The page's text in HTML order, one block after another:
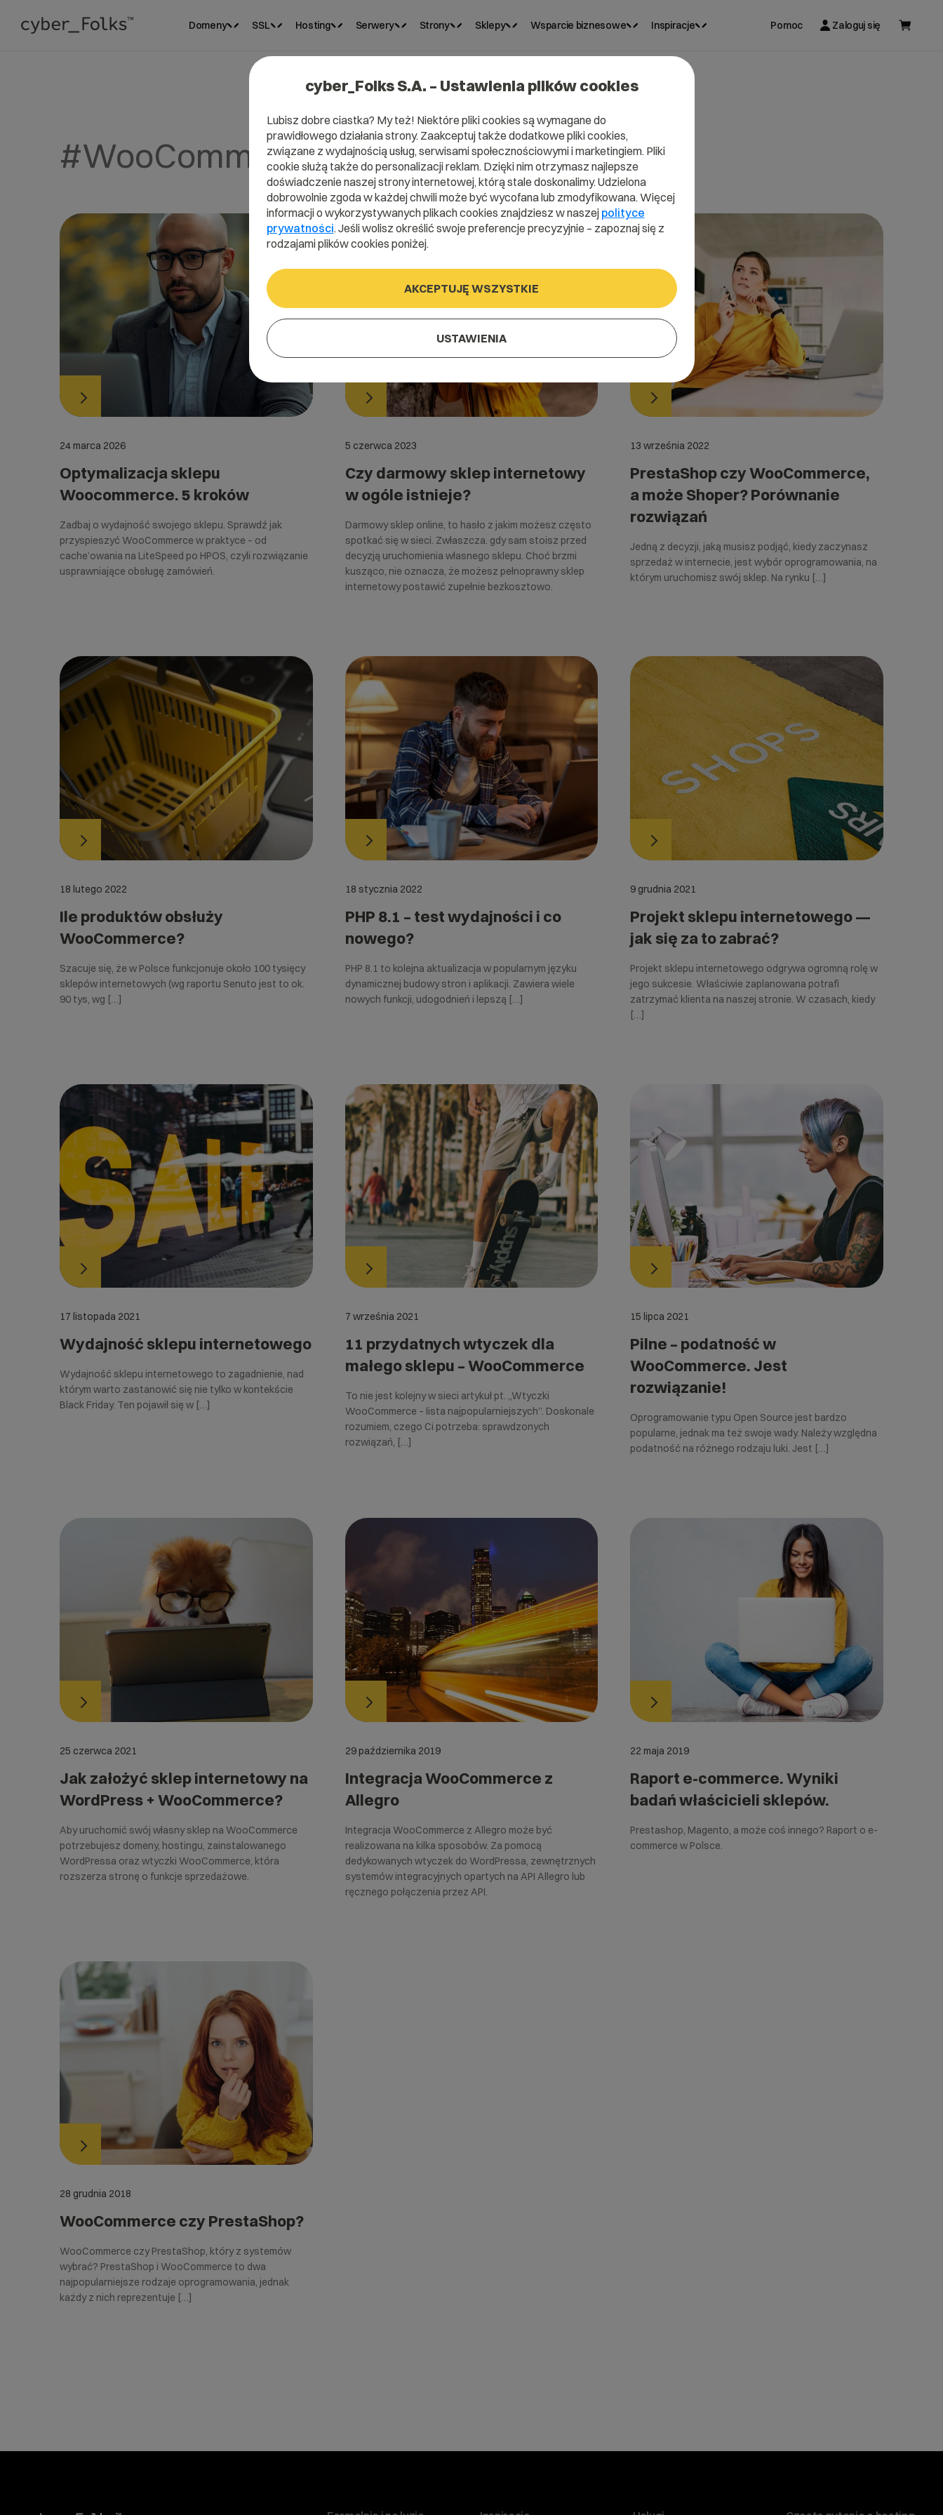
Domeny SSL Hosting Serwery Strony Sklepy Wsparcie biznesowe Inspiracje Pomoc Zaloguj się
#WooCommerce
24 marca 2026
Optymalizacja sklepu
Woocommerce. 5 kroków
Zadbaj o wydajność swojego sklepu. Sprawdź jak
przyspieszyć WooCommerce w praktyce – od
cache’owania na LiteSpeed po HPOS, czyli rozwiązanie
usprawniające obsługę zamówień.
5 czerwca 2023
Czy darmowy sklep internetowy
w ogóle istnieje?
Darmowy sklep online, to hasło z jakim możesz często
spotkać się w sieci. Zwłaszcza. gdy sam stoisz przed
decyzją uruchomienia własnego sklepu. Choć brzmi
kusząco, nie oznacza, że możesz pełnoprawny sklep
internetowy postawić zupełnie bezkosztowo.
13 września 2022
PrestaShop czy WooCommerce,
a może Shoper? Porównanie
rozwiązań
Jedną z decyzji, jaką musisz podjąć, kiedy zaczynasz
sprzedaż w internecie, jest wybór oprogramowania, na
którym uruchomisz swój sklep. Na rynku […]
18 lutego 2022
Ile produktów obsłuży
WooCommerce?
Szacuje się, że w Polsce funkcjonuje około 100 tysięcy
sklepów internetowych (wg raportu Senuto jest to ok.
90 tys, wg […]
18 stycznia 2022
PHP 8.1 – test wydajności i co
nowego?
PHP 8.1 to kolejna aktualizacja w popularnym języku
dynamicznej budowy stron i aplikacji. Zawiera wiele
nowych funkcji, udogodnień i lepszą […]
9 grudnia 2021
Projekt sklepu internetowego —
jak się za to zabrać?
Projekt sklepu internetowego odgrywa ogromną rolę w
jego sukcesie. Właściwie zaplanowana potrafi
zatrzymać klienta na naszej stronie. W czasach, kiedy
[…]
17 listopada 2021
Wydajność sklepu internetowego
Wydajność sklepu internetowego to zagadnienie, nad
którym warto zastanowić się nie tylko w kontekście
Black Friday. Ten pojawił się w […]
7 września 2021
11 przydatnych wtyczek dla
małego sklepu – WooCommerce
To nie jest kolejny w sieci artykuł pt. „Wtyczki
WooCommerce – lista najpopularniejszych”. Doskonale
rozumiem, czego Ci potrzeba: sprawdzonych
rozwiązań, […]
15 lipca 2021
Pilne – podatność w
WooCommerce. Jest
rozwiązanie!
Oprogramowanie typu Open Source jest bardzo
popularne, jednak ma też swoje wady. Należy względna
podatność na różnego rodzaju luki. Jest […]
25 czerwca 2021
Jak założyć sklep internetowy na
WordPress + WooCommerce?
Aby uruchomić swój własny sklep na WooCommerce
potrzebujesz domeny, hostingu, zainstalowanego
WordPressa oraz wtyczki WooCommerce, która
rozszerza stronę o funkcje sprzedażowe.
29 października 2019
Integracja WooCommerce z
Allegro
Integracja WooCommerce z Allegro może być
realizowana na kilka sposobów. Za pomocą
dedykowanych wtyczek do WordPressa, zewnętrznych
systemów integracyjnych opartych na API Allegro lub
ręcznego połączenia przez API.
22 maja 2019
Raport e-commerce. Wyniki
badań właścicieli sklepów.
Prestashop, Magento, a może coś innego? Raport o e-
commerce w Polsce.
28 grudnia 2018
WooCommerce czy PrestaShop?
WooCommerce czy PrestaShop, który z systemów
wybrać? PrestaShop i WooCommerce to dwa
najpopularniejsze rodzaje oprogramowania, jednak
każdy z nich reprezentuje […]
cyber_Folks S.A. – Ustawienia plików cookies
Lubisz dobre ciastka? My też! Niektóre pliki cookies są wymagane do
prawidłowego działania strony. Zaakceptuj także dodatkowe pliki cookies,
związane z wydajnością usług, serwisami społecznościowymi i marketingiem. Pliki
cookie służą także do personalizacji reklam. Dzięki nim otrzymasz najlepsze
doświadczenie naszej strony internetowej, którą stale doskonalimy. Udzielona
dobrowolnie zgoda w każdej chwili może być wycofana lub zmodyfikowana. Więcej
informacji o wykorzystywanych plikach cookies znajdziesz w naszej polityce
prywatności. Jeśli wolisz określić swoje preferencje precyzyjnie – zapoznaj się z
rodzajami plików cookies poniżej.
AKCEPTUJĘ WSZYSTKIE
USTAWIENIA